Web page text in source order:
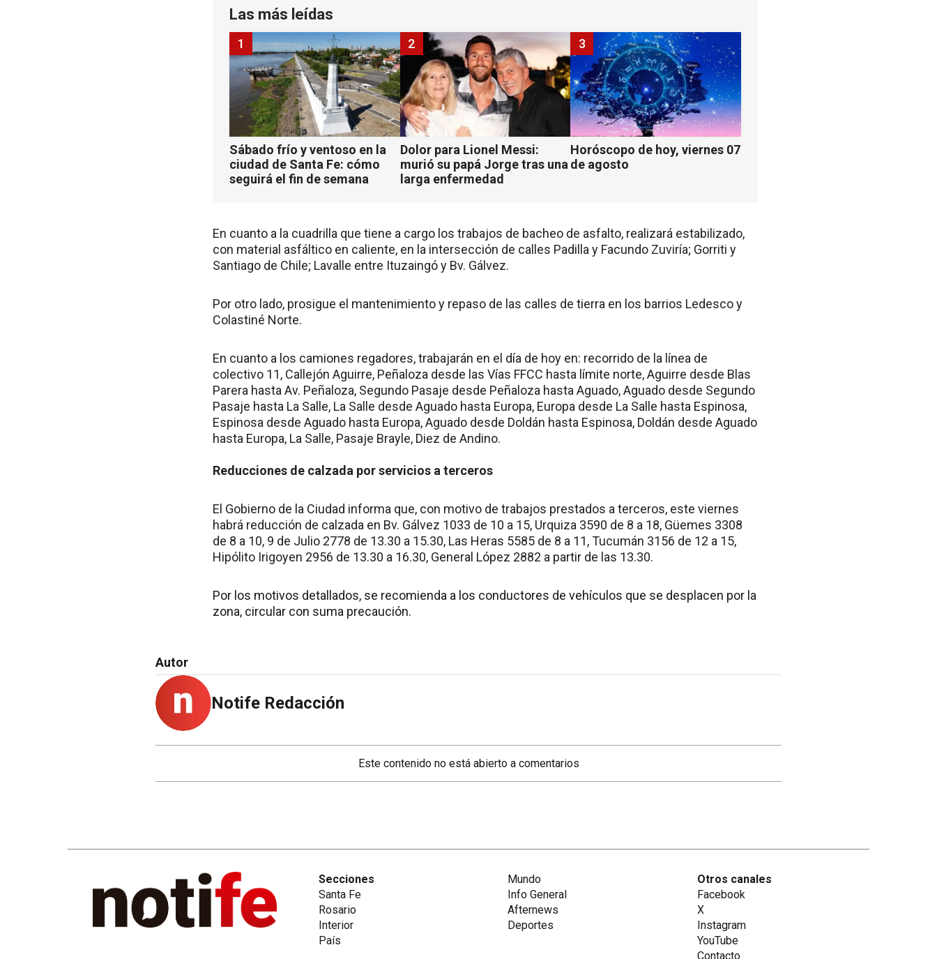
Las más leídas
Sábado frío y ventoso en la
ciudad de Santa Fe: cómo
seguirá el fin de semana
1
Dolor para Lionel Messi:
murió su papá Jorge tras una
larga enfermedad
2
Horóscopo de hoy, viernes 07
de agosto
3
En cuanto a la cuadrilla que tiene a cargo los trabajos de bacheo de asfalto, realizará estabilizado,
con material asfáltico en caliente, en la intersección de calles Padilla y Facundo Zuviría; Gorriti y
Santiago de Chile; Lavalle entre Ituzaingó y Bv. Gálvez.
Por otro lado, prosigue el mantenimiento y repaso de las calles de tierra en los barrios Ledesco y
Colastiné Norte.
En cuanto a los camiones regadores, trabajarán en el día de hoy en: recorrido de la línea de
colectivo 11, Callejón Aguirre, Peñaloza desde las Vías FFCC hasta límite norte, Aguirre desde Blas
Parera hasta Av. Peñaloza, Segundo Pasaje desde Peñaloza hasta Aguado, Aguado desde Segundo
Pasaje hasta La Salle, La Salle desde Aguado hasta Europa, Europa desde La Salle hasta Espinosa,
Espinosa desde Aguado hasta Europa, Aguado desde Doldán hasta Espinosa, Doldán desde Aguado
hasta Europa, La Salle, Pasaje Brayle, Diez de Andino.
Reducciones de calzada por servicios a terceros
El Gobierno de la Ciudad informa que, con motivo de trabajos prestados a terceros, este viernes
habrá reducción de calzada en Bv. Gálvez 1033 de 10 a 15, Urquiza 3590 de 8 a 18, Güemes 3308
de 8 a 10, 9 de Julio 2778 de 13.30 a 15.30, Las Heras 5585 de 8 a 11, Tucumán 3156 de 12 a 15,
Hipólito Irigoyen 2956 de 13.30 a 16.30, General López 2882 a partir de las 13.30.
Por los motivos detallados, se recomienda a los conductores de vehículos que se desplacen por la
zona, circular con suma precaución.
Autor
Notife Redacción
Este contenido no está abierto a comentarios
Secciones
Santa Fe
Rosario
Interior
País
Mundo
Info General
Afternews
Deportes
Otros canales
Facebook
X
Instagram
YouTube
Contacto